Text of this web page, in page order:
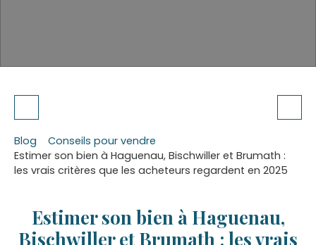
Blog
Conseils pour vendre
Estimer son bien à Haguenau, Bischwiller et Brumath :
les vrais critères que les acheteurs regardent en 2025
Estimer son bien à Haguenau,
Bischwiller et Brumath : les vrais